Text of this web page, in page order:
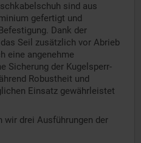
sind aus
gefertigt und
Dank der
Seil zusätzlich vor Abrieb
eine angenehme
Sicherung der Kugelsperr-
Robustheit und
Einsatz gewährleistet
wir drei Ausführungen der